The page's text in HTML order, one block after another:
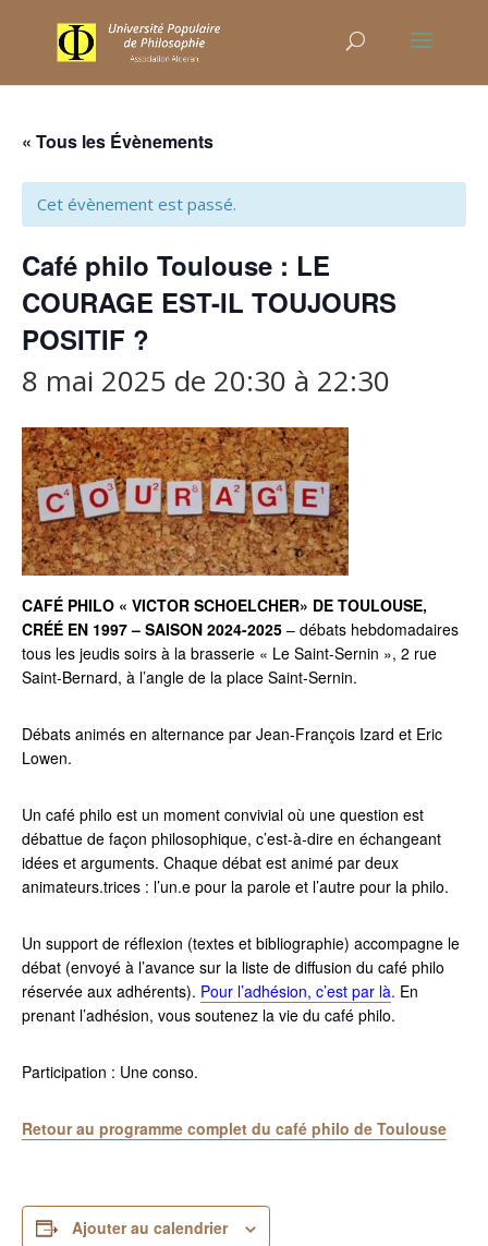
« Tous les Évènements
Cet évènement est passé.
Café philo Toulouse : LE
COURAGE EST-IL TOUJOURS
POSITIF ?
8 mai 2025 de 20:30 à 22:30
CAFÉ PHILO « VICTOR SCHOELCHER» DE TOULOUSE,
CRÉÉ EN 1997 – SAISON 2024-2025 – débats hebdomadaires
tous les jeudis soirs à la brasserie « Le Saint-Sernin », 2 rue
Saint-Bernard, à l’angle de la place Saint-Sernin.
Débats animés en alternance par Jean-François Izard et Eric
Lowen.
Un café philo est un moment convivial où une question est
débattue de façon philosophique, c’est-à-dire en échangeant
idées et arguments. Chaque débat est animé par deux
animateurs.trices : l’un.e pour la parole et l’autre pour la philo.
Un support de réflexion (textes et bibliographie) accompagne le
débat (envoyé à l’avance sur la liste de diffusion du café philo
réservée aux adhérents). Pour l’adhésion, c’est par là. En
prenant l’adhésion, vous soutenez la vie du café philo.
Participation : Une conso.
Retour au programme complet du café philo de Toulouse
Ajouter au calendrier